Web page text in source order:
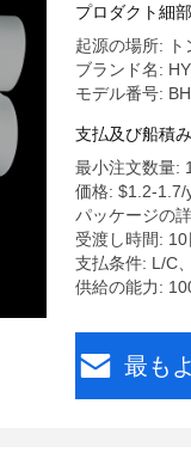
プロダクト細部
起源の場所: ト
ブランド名:
モデル番号:
支払及び船積
最小注文数量:
価格: $1.2-1.7/
パッケージの
受渡し時間: 10
支払条件: L/C
供給の能力:
最も